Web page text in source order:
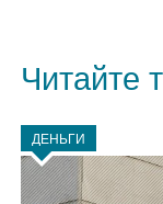
Читайте
ДЕНЬГИ